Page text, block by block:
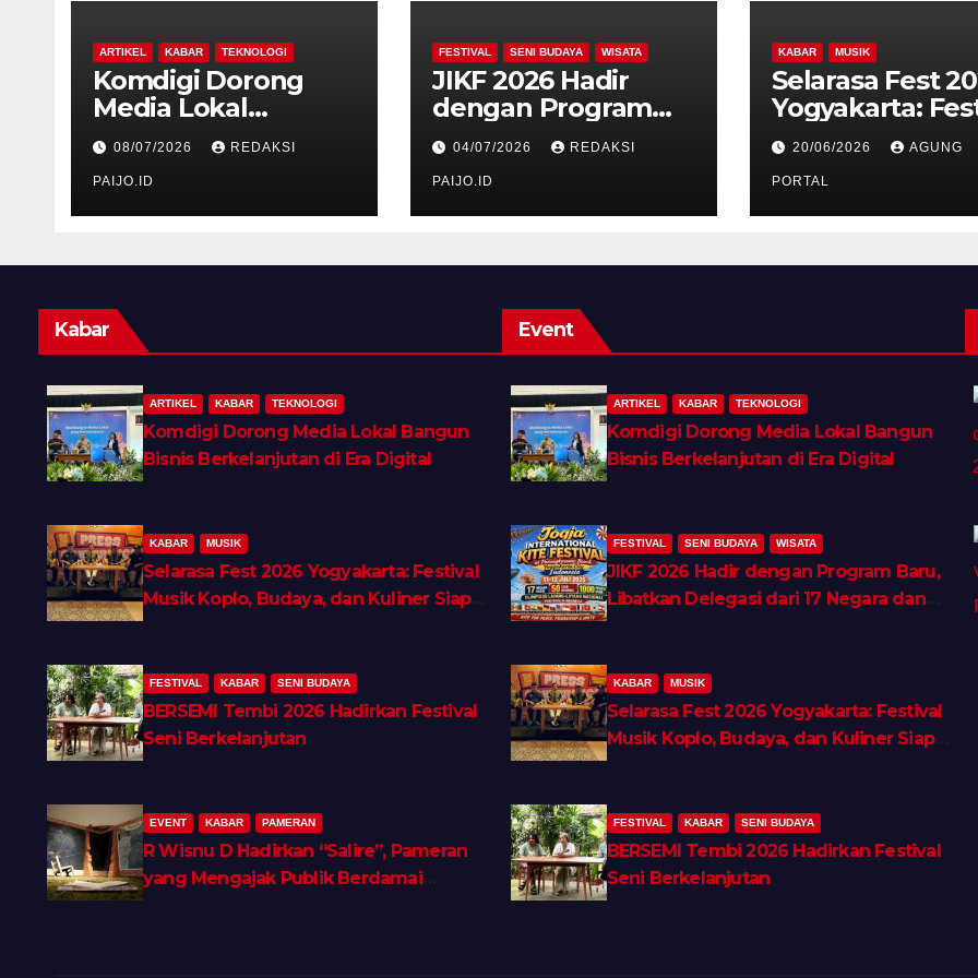
ARTIKEL KABAR TEKNOLOGI
Komdigi Dorong
Media Lokal
Bangun Bisnis
Berkelanjutan di Era
Digital
08/07/2026 REDAKSI
PAIJO.ID
FESTIVAL SENI BUDAYA WISATA
JIKF 2026 Hadir
dengan Program
Baru, Libatkan
Delegasi dari 17
Negara dan Ratusan
Volunteer
04/07/2026 REDAKSI
PAIJO.ID
KABAR MUSIK
Selarasa Fest
Yogyakarta:
Musik Koplo,
Budaya, dan
Siap Guncang
Rocket Arena
20/06/2026 AGUNG
PORTAL
Kabar
ARTIKEL KABAR TEKNOLOGI
Komdigi Dorong Media Lokal Bangun
Bisnis Berkelanjutan di Era Digital
KABAR MUSIK
Selarasa Fest 2026 Yogyakarta: Festival
Musik Koplo, Budaya, dan Kuliner Siap
FESTIVAL KABAR SENI BUDAYA
BERSEMI Tembi 2026 Hadirkan Festival
Seni Berkelanjutan
EVENT KABAR PAMERAN
R Wisnu D Hadirkan “Salire”, Pameran
yang Mengajak Publik Berdamai
Event
ARTIKEL KABAR TEKNOLOGI
Komdigi Dorong Media Lokal Bangun
Bisnis Berkelanjutan di Era Digital
FESTIVAL SENI BUDAYA WISATA
JIKF 2026 Hadir dengan Program Baru,
Libatkan Delegasi dari 17 Negara dan
Ratusan Volunteer
KABAR MUSIK
Selarasa Fest 2026 Yogyakarta: Festival
Musik Koplo, Budaya, dan Kuliner Siap
Guncang Rocket Arena
FESTIVAL KABAR SENI BUDAYA
BERSEMI Tembi 2026 Hadirkan Festival
Seni Berkelanjutan